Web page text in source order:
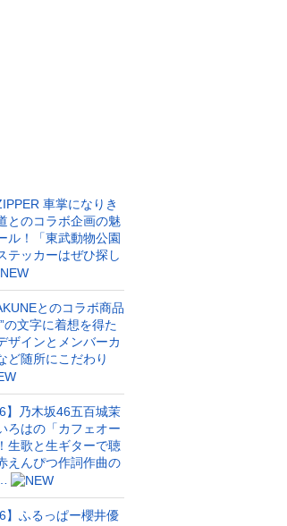
車掌になりき
とのコラボ企画の魅
ル！「東武動物公園
テッカーはぜひ探し
とのコラボ商品
の文字に着想を得た
ザインとメンバーカ
ど随所にこだわり
】乃木坂46五百城茉
ろはの「カフェオー
生歌と生ギターで聴
えんぴつ作詞作曲の
】ふるっぱー櫻井優